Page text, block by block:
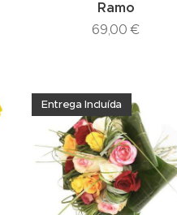
Ramo
69,00 €
Entrega Incluída